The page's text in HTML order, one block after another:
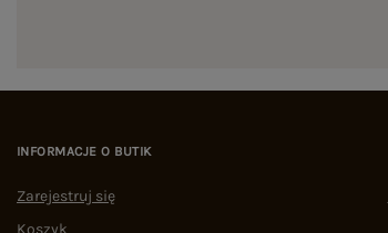
INFORMACJE O BUTIK
Zarejestruj się
Koszyk